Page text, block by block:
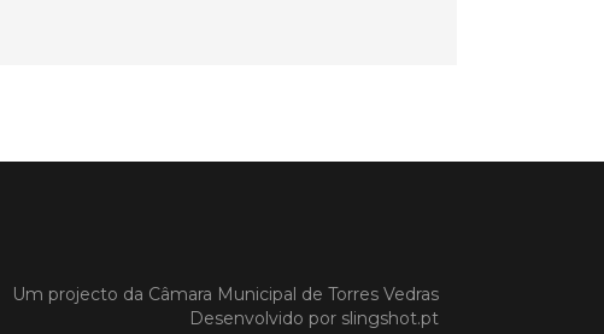
Publicado em 08/07/26
Um projecto da Câmara Municipal de Torres Vedras
Desenvolvido por slingshot.pt